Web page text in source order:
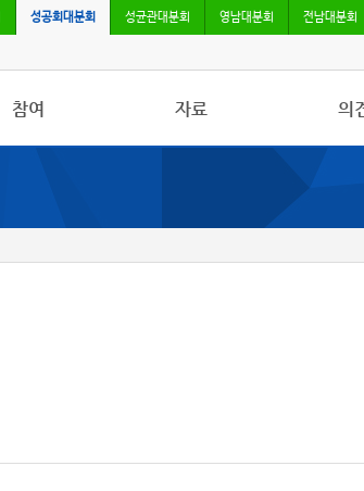
성공회대분회 성균관대분회 영남대분회 전남대분회
참여 자료 의